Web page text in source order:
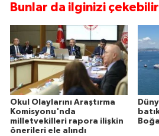
Bunlar da ilginizi çekebilir
Okul Olaylarını Araştırma
Komisyonu'nda
milletvekilleri rapora ilişkin
önerileri ele alındı